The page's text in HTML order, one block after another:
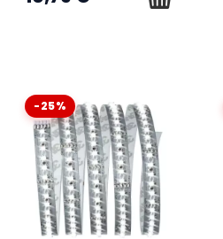
-25%